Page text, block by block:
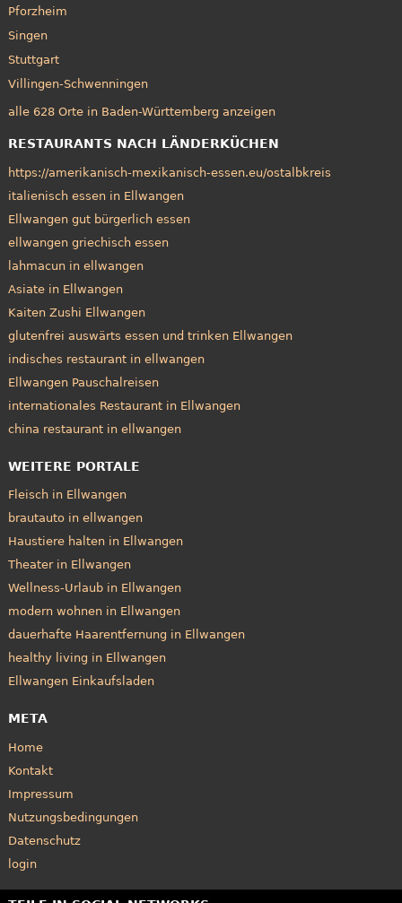
Pforzheim
Singen
Stuttgart
Villingen-Schwenningen
alle 628 Orte in Baden-Württemberg anzeigen
RESTAURANTS NACH LÄNDERKÜCHEN
https://amerikanisch-mexikanisch-essen.eu/ostalbkreis
italienisch essen in Ellwangen
Ellwangen gut bürgerlich essen
ellwangen griechisch essen
lahmacun in ellwangen
Asiate in Ellwangen
Kaiten Zushi Ellwangen
glutenfrei auswärts essen und trinken Ellwangen
indisches restaurant in ellwangen
Ellwangen Pauschalreisen
internationales Restaurant in Ellwangen
china restaurant in ellwangen
WEITERE PORTALE
Fleisch in Ellwangen
brautauto in ellwangen
Haustiere halten in Ellwangen
Theater in Ellwangen
Wellness-Urlaub in Ellwangen
modern wohnen in Ellwangen
dauerhafte Haarentfernung in Ellwangen
healthy living in Ellwangen
Ellwangen Einkaufsladen
META
Home
Kontakt
Impressum
Nutzungsbedingungen
Datenschutz
login